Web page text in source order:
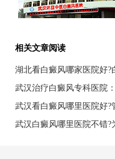
相关文章阅读
湖北看白癜风哪家医院好?
武汉治疗白癜风专科医院
武汉看白癜风哪里医院好?
武汉白癜风哪里医院不错?